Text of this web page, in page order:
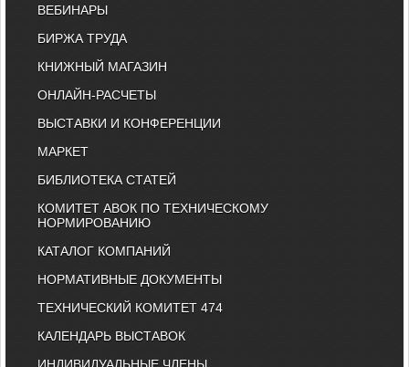
ВЕБИНАРЫ
БИРЖА ТРУДА
КНИЖНЫЙ МАГАЗИН
ОНЛАЙН-РАСЧЕТЫ
ВЫСТАВКИ И КОНФЕРЕНЦИИ
МАРКЕТ
БИБЛИОТЕКА СТАТЕЙ
КОМИТЕТ АВОК ПО ТЕХНИЧЕСКОМУ
НОРМИРОВАНИЮ
КАТАЛОГ КОМПАНИЙ
НОРМАТИВНЫЕ ДОКУМЕНТЫ
ТЕХНИЧЕСКИЙ КОМИТЕТ 474
КАЛЕНДАРЬ ВЫСТАВОК